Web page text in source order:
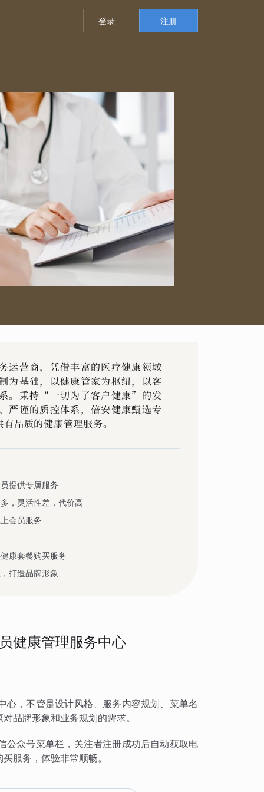
登录 注册
运营商，凭借丰富的医疗健康领域
为基础，以健康管家为枢纽，以客
。秉持“一切为了客户健康”的发
严谨的质控体系，倍安健康甄选专
品质的健康管理服务。
提供专属服务
，灵活性差，代价高
会员服务
康套餐购买服务
打造品牌形象
健康管理服务中心
，不管是设计风格、服务内容规划、菜单名
品牌形象和业务规划的需求。
公众号菜单栏，关注者注册成功后自动获取电
服务，体验非常顺畅。